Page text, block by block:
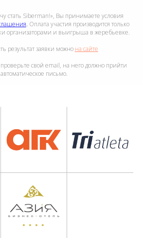
стать Siberman!», Вы принимаете условия
. Оплата участия производится только
организаторами и выигрыша в жеребьевке.
результат заявки можно на сайте
свой email, на него должно прийти
автоматическое письмо.